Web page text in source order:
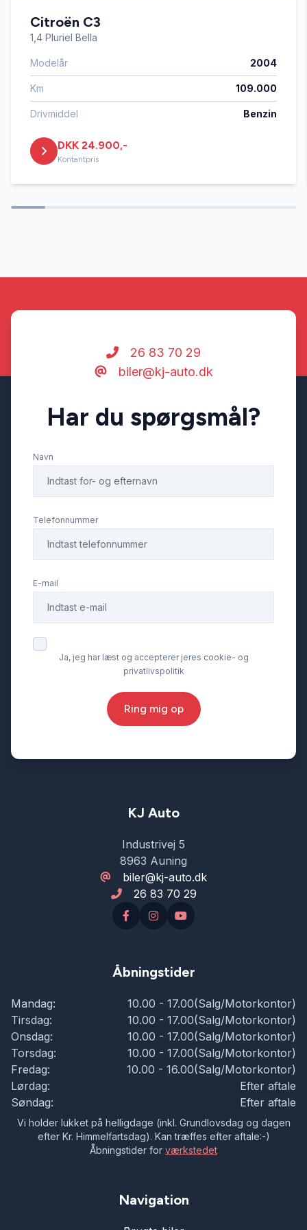
Infocenter
Isofix
Kørecomputer
Musikstreaming via bluetooth
USB tilslutning
Citroën C3
1,4 Pluriel Bella
Modelår 2004
Km 109.000
Drivmiddel Benzin
DKK 24.900,-
Kontantpris
26 83 70 29
biler@kj-auto.dk
Har du spørgsmål?
Navn
Telefonnummer
E-mail
Ja, jeg har læst og accepterer jeres cookie- og
privatlivspolitik
Ring mig op
KJ Auto
Industrivej 5
8963 Auning
biler@kj-auto.dk
26 83 70 29
Åbningstider
Mandag:
10.00 - 17.00(Salg/Motorkontor)
Tirsdag:
10.00 - 17.00(Salg/Motorkontor)
Onsdag:
10.00 - 17.00(Salg/Motorkontor)
Torsdag:
10.00 - 17.00(Salg/Motorkontor)
Fredag:
10.00 - 16.00(Salg/Motorkontor)
Lørdag:
Efter aftale
Søndag:
Efter aftale
Vi holder lukket på helligdage (inkl. Grundlovsdag og dagen
efter Kr. Himmelfartsdag). Kan træffes efter aftale:-)
Åbningstider for værkstedet
Navigation